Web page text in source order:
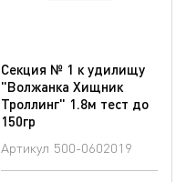
Секция № 1 к удилищу
"Волжанка Хищник
Троллинг" 1.8м тест до
150гр
Артикул 500-0602019